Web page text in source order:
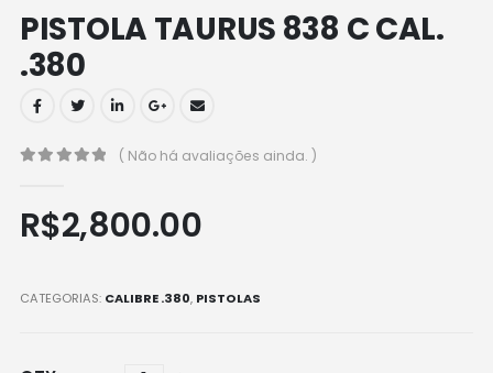
PISTOLA TAURUS 838 C CAL.
.380
( Não há avaliações ainda. )
R$2,800.00
CATEGORIAS: CALIBRE .380, PISTOLAS